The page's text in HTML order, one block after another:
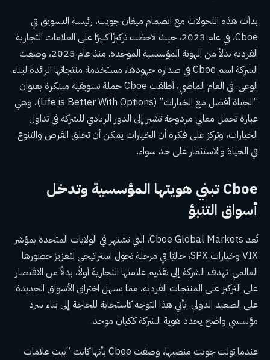
بدأت هذه التحولات مع انضمام ميغان جويت، رئيسة التسويق في
Cboe، في عام 2023، حيث لاحظت تركيزًا كبيرًا على العلامات التجارية
الفردية بدلاً من الهوية المؤسسية الموحدة. منذ عام 2025، وضعت
الشركة اسم Cboe في صدارة جهودها، مستخدمة منتجاتها الرائدة لبناء
الوعي. في العام الماضي، أطلقت Cboe حملة تسويقية مبتكرة بعنوان
“الحياة أفضل مع الخيارات” (Life is Better With Options)، وهي
عبارة تحمل معاني مزدوجة تشير إلى الدور الريادي للشركة في تداول
الخيارات، وتركز على فكرة أن الخيارات يمكن أن تخلق الفرص والتنوع
في الحياة والاستثمار على حد سواء.
Cboe تبني هويتها المؤسسية وتدخل
أسواق التنبؤ
تُعد Cboe Global Markets، التي تشتهر في الولايات المتحدة بمؤشر
VIX وخيارات SPX، حاليًا في مرحلة تحول استراتيجي لتعزيز حضورها
العالمي. تهدف الشركة إلى تقديم علامتها التجارية أولاً، بدلاً من الاقتصار
على التركيز على المنتجات الفردية، مما يسهل اختراق الأسواق الجديدة
على الصعيد الدولي. يأتي هذا التوجه كاستجابة للحاجة إلى بناء سرد
مؤسسي واضح يحدد هوية الشركة ككيان موحد.
عندما تولت جويت منصبها، وصفت Cboe بأنها كانت “بيت علامات